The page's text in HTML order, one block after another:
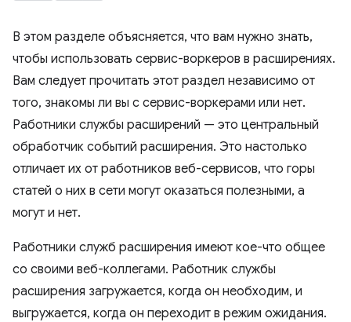
В этом разделе объясняется, что вам нужно знать,
чтобы использовать сервис-воркеров в расширениях.
Вам следует прочитать этот раздел независимо от
того, знакомы ли вы с сервис-воркерами или нет.
Работники службы расширений — это центральный
обработчик событий расширения. Это настолько
отличает их от работников веб-сервисов, что горы
статей о них в сети могут оказаться полезными, а
могут и нет.
Работники служб расширения имеют кое-что общее
со своими веб-коллегами. Работник службы
расширения загружается, когда он необходим, и
выгружается, когда он переходит в режим ожидания.